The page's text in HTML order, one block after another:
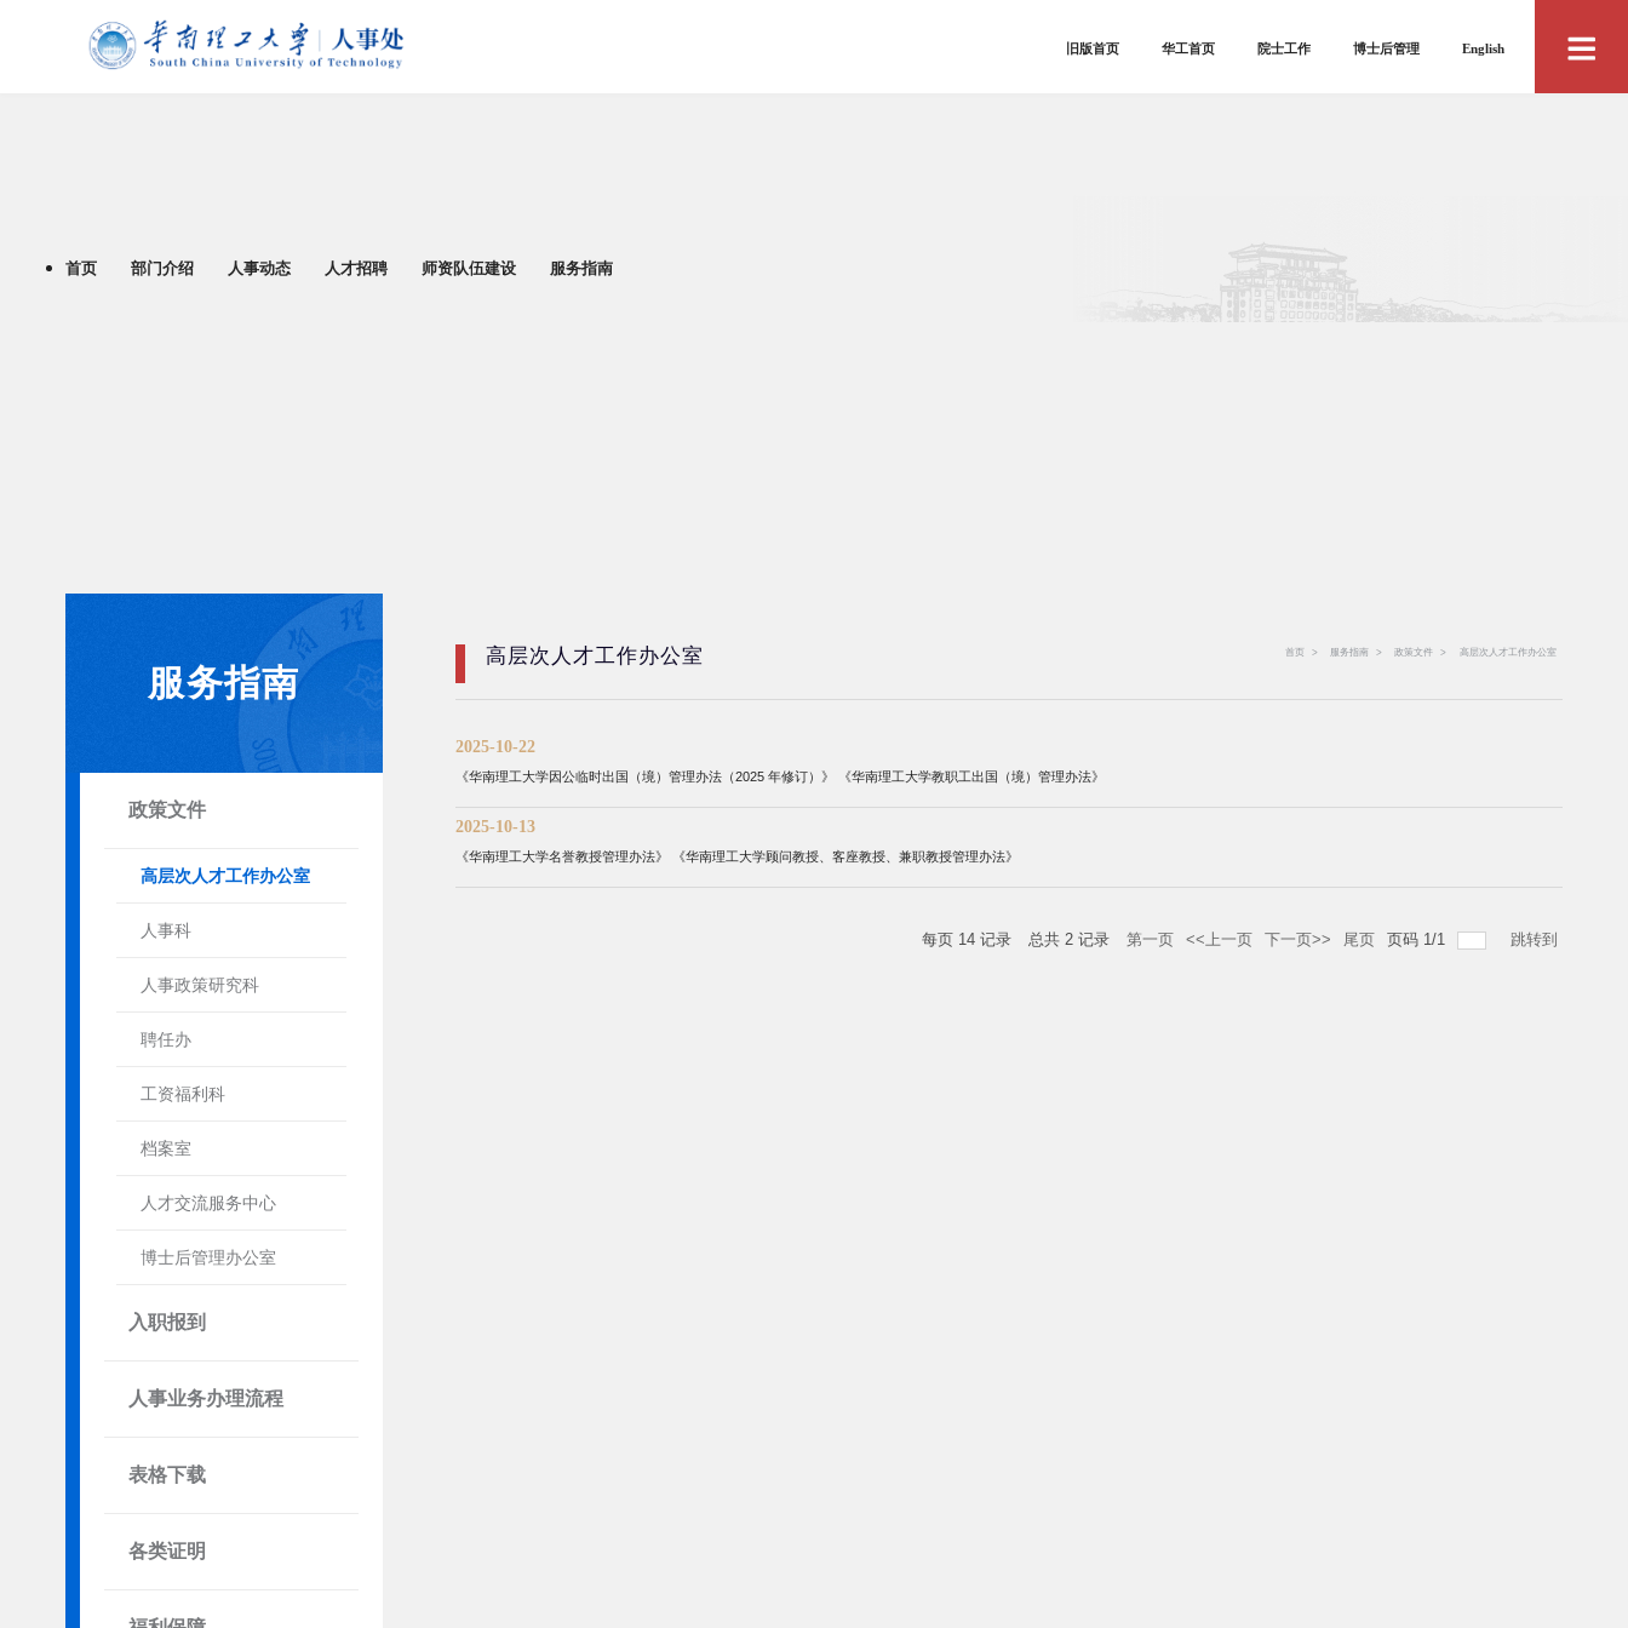
旧版首页 华工首页 院士工作 博士后管理 English
首页 部门介绍 人事动态 人才招聘 师资队伍建设 服务指南
服务指南
政策文件
高层次人才工作办公室
人事科
人事政策研究科
聘任办
工资福利科
档案室
人才交流服务中心
博士后管理办公室
入职报到
人事业务办理流程
表格下载
各类证明
高层次人才工作办公室 首页 > 服务指南 > 政策文件 > 高层次人才工作办公室
2025-10-22
《华南理工大学因公临时出国（境）管理办法（2025 年修订）》 《华南理工大学教职工出国（境）管理办法》
2025-10-13
《华南理工大学名誉教授管理办法》 《华南理工大学顾问教授、客座教授、兼职教授管理办法》
每页 14 记录 总共2 记录 第一页 <<上一页 下一页>> 尾页 页码 1/1 跳转到